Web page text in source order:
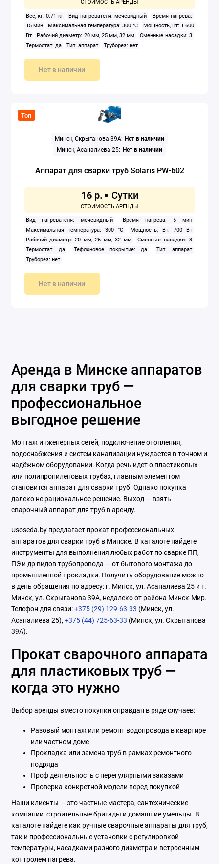
Вес, кг: 0.71 кг Вид нагревателя: мечевидный
Время нагрева:
15 мин
Максимальная температура: 300 °C
Мощность, Вт: 1 600
Вт
Рабочий диаметр: 20 мм, 25 мм, 32 мм
Сменные насадки: 3
Термостат: да
Тип: аппарат Труборез: нет
Нет в наличии
Топ
Минск, Скрыганова 39А: Нет в наличии
Минск, Асаналиева 25: Нет в наличии
Аппарат для сварки труб Solaris PW-602
16 р.
Вид нагревателя: мечевидный
Время нагрева: 5 мин
Максимальная температура: 300 °C
Мощность, Вт: 700 Вт
Рабочий диаметр: 20 мм, 25 мм, 32 мм
Сменные насадки: 3
Термостат: да
Тефлоновое покрытие: да
Тип: аппарат
Труборез: нет
Нет в наличии
Аренда в Минске аппаратов
для сварки труб —
профессиональное
выгодное решение
Монтаж инженерных сетей, подключение отопления,
водоснабжения и систем канализации нуждается в точном и
надёжном оборудовании. Когда речь идет о пластиковых
или полипропиленовых трубах, главным элементом
становится аппарат для сварки труб. Однако покупка
далеко не рациональное решение. Выход — взять
сварочный аппарат для труб в аренду.
Usoseda.by предлагает прокат профессиональных
аппаратов для сварки труб в Минске. В каталоге найдете
инструменты для выполнения любых работ по сварке ПП,
ПЭ и др видов трубопровода — от бытового монтажа до
промышленной прокладки. Получить оборудование можно
в день обращения по адресу: г. Минск, ул. Асаналиева 25 и г.
Минск, ул. Скрыганова 39А, недалеко от района Минск-Мир.
Телефон для связи:+375 (29) 129-63-33 (Минск, ул.
Асаналиева 25),+375 (44) 725-63-33 (Минск, ул. Скрыганова
39А).
Прокат сварочного аппарата
для пластиковых труб —
когда это нужно
Выбор аренды вместо покупки оправдан в ряде случаев:
Разовый монтаж или ремонт водопровода в квартире
или частном доме
Прокладка или замена труб в рамках ремонтного
подряда
Проф деятельность с нерегулярными заказами
Проверка конкретной модели перед покупкой
Наши клиенты — это частные мастера, сантехнические
компании, строительные бригады и домашние умельцы. В
каталоге найдете как ручные сварочные аппараты для труб,
так и профессиональные установки с регулировкой
температуры, насадками разного диаметра и встроенным
контролем нагрева.